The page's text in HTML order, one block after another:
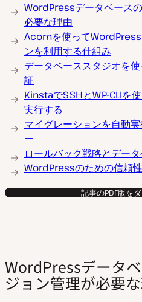
WordPressデータベース
必要な理由
Acornを使って
ンを利用する仕組み
データベーススタジオを
証
KinstaでSSHとWP-CLIを
実行する
マイグレーションを自動
ー
ロールバック戦略とデー
WordPressのための信頼
記事のPDF版を
WordPressデータ
ジョン管理が必要